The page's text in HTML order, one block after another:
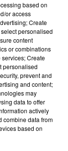
5
Lovers Do
based on
or access
Create
personalised
content
or combinations
Create
personalised
prevent and
and content;
may
data to offer
actively
combine data from
based on